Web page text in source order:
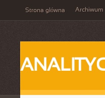
Strona główna Archiwum